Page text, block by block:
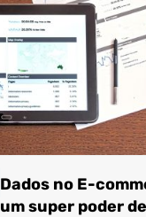
Dados no E-
um super poder